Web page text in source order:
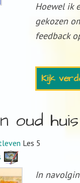
Hoewel ik
gekozen
feedback
Kijk
oud huis
Les 5
In